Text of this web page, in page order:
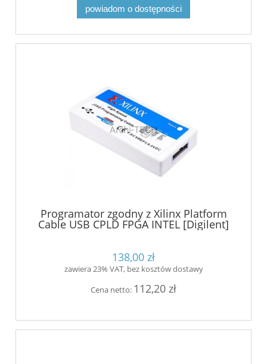
powiadom o dostępności
Programator zgodny z Xilinx Platform
Cable USB CPLD FPGA INTEL [Digilent]
138,00 zł
zawiera 23% VAT, bez kosztów dostawy
Cena netto: 112,20 zł